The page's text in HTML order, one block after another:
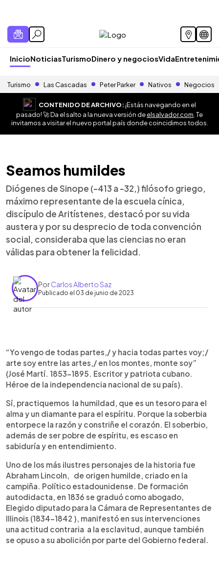
InicioNoticiasTurismoDinero y negociosVida
Turismo Las Cascadas Peter Parker Nativos Negocios
CONTENIDO DE ARCHIVO:¡Estás navegando en el
pasado! 🚀 Da el salto a la nueva versión deelsalvador.com . Te
invitamos a visitar el nuevo portal país donde coincidimos todos.
Seamos humildes
Diógenes de Sinope (-413 a -32,) filósofo griego,
máximo representante de la escuela cínica,
discípulo de Aritístenes, destacó por su vida
austera y por su desprecio de toda convención
social, consideraba que las ciencias no eran
válidas para obtener la felicidad.
PorCarlos Alberto Saz
Publicado el 03 de junio de 2023
Escuchar artículo
“Yo vengo de todas partes,/ y hacia todas partes voy;/
arte soy entre las artes,/ en los montes, monte soy”
(José Martí. 1853-1895. Escritor y patriota cubano.
Héroe de la independencia nacional de su país).
Sí, practiquemos la humildad, que es un tesoro para el
alma y un diamante para el espíritu. Porque la soberbia
entorpece la razón y constriñe el corazón. El soberbio,
además de ser pobre de espíritu, es escaso en
sabiduría y en entendimiento.
Uno de los más ilustres personajes de la historia fue
Abraham Lincoln, de origen humilde, criado en la
campiña. Político estadounidense. De formación
autodidacta, en 1836 se graduó como abogado,
Elegido diputado para la Cámara de Representantes de
Illinois (1834-1842 ), manifestó en sus intervenciones
una actitud contraria a la esclavitud, aunque también
se opuso a su abolición por parte del Gobierno federal.